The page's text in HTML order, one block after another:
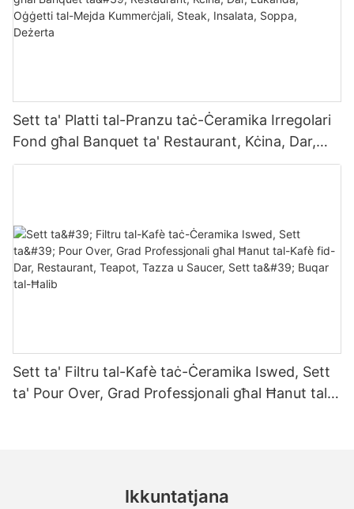
Sett ta' Platti tal-Pranzu taċ-Ċeramika Irregolari
Fond għal Banquet ta' Restaurant, Kċina, Dar,
Lukanda, Oġġetti tal-Mejda Kummerċjali, Steak,
Sett ta' Filtru tal-Kafè taċ-Ċeramika Iswed, Sett
ta' Pour Over, Grad Professjonali għal Ħanut tal-
Ikkuntatjana